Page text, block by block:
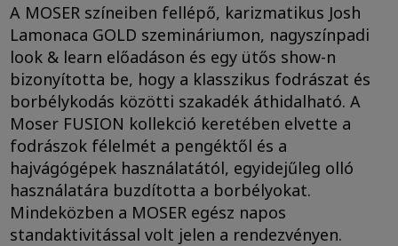
A MOSER színeiben fellépő, karizmatikus Josh
Lamonaca GOLD szemináriumon, nagyszínpadi
look & learn előadáson és egy ütős show-n
bizonyította be, hogy a klasszikus fodrászat és
borbélykodás közötti szakadék áthidalható. A
Moser FUSION kollekció keretében elvette a
fodrászok félelmét a pengéktől és a
hajvágógépek használatától, egyidejűleg olló
használatára buzdította a borbélyokat.
Mindeközben a MOSER egész napos
standaktivitással volt jelen a rendezvényen.